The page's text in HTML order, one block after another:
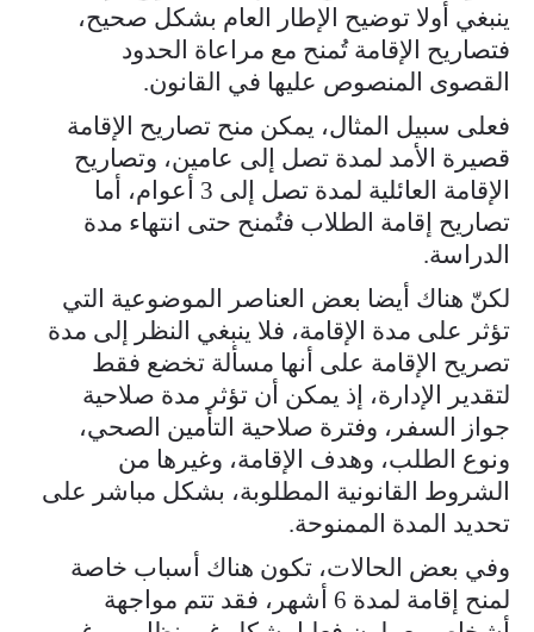
ينبغي أولا توضيح الإطار العام بشكل صحيح،
فتصاريح الإقامة تُمنح مع مراعاة الحدود
القصوى المنصوص عليها في القانون.
فعلى سبيل المثال، يمكن منح تصاريح الإقامة
قصيرة الأمد لمدة تصل إلى عامين، وتصاريح
الإقامة العائلية لمدة تصل إلى 3 أعوام، أما
تصاريح إقامة الطلاب فتُمنح حتى انتهاء مدة
الدراسة.
لكنّ هناك أيضا بعض العناصر الموضوعية التي
تؤثر على مدة الإقامة، فلا ينبغي النظر إلى مدة
تصريح الإقامة على أنها مسألة تخضع فقط
لتقدير الإدارة، إذ يمكن أن تؤثر مدة صلاحية
جواز السفر، وفترة صلاحية التأمين الصحي،
ونوع الطلب، وهدف الإقامة، وغيرها من
الشروط القانونية المطلوبة، بشكل مباشر على
تحديد المدة الممنوحة.
وفي بعض الحالات، تكون هناك أسباب خاصة
لمنح إقامة لمدة 6 أشهر، فقد تتم مواجهة